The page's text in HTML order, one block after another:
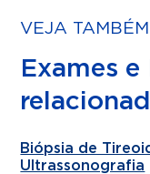
VEJA TAMBÉM
Exames
Biópsia de
Ultrassonografia